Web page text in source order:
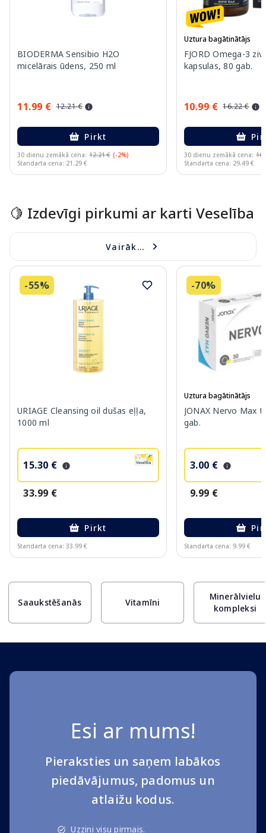
BIODERMA Sensibio H2O
micelārais ūdens, 250 ml
11.99 € 12.21 €
Pirkt
30 dienu zemākā cena: 12.21 € (-2%)
Standarta cena: 21.29 €
Uztura bagātinātājs
FJORD Omega-3
kapsulas, 80 gab.
10.99 € 16.22 €
30 dienu zemākā cena:
Standarta cena: 29.49 €
🍋 Izdevīgi pirkumi ar karti Veselība
Vairāk...
-55%
URIAGE Cleansing oil dušas eļļa,
1000 ml
15.30 €
33.99 €
Pirkt
Standarta cena: 33.99 €
-70%
Uztura bagātinātājs
JONAX Nervo Max
gab.
3.00 €
9.99 €
Standarta cena: 9.99 €
Saaukstēšanās Vitamīni
Minerālvielu
kompleksi
Esi ar mums!
Pieraksties un saņem labākos
piedāvājumus, padomus un
atlaižu kodus.
Uzzini visu pirmais.